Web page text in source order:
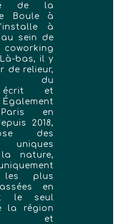
de la
Boule à
à
au sein de
bas, il y
de relieur,
du
écrit et
en
2018,
des
nature,
les plus
en
le seul
la région
et